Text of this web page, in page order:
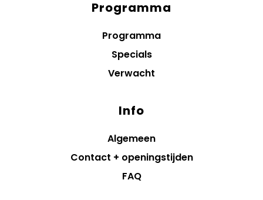
Programma
Programma
Specials
Verwacht
Info
Algemeen
Contact + openingstijden
FAQ